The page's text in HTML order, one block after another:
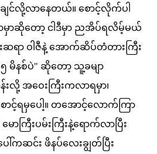
င်လို့လာနေတယ်။ စောင့်လိုက်ပါ
မှာဆိုတော့ ငါဒီမှာ ညအိပ်ရလိမ့်မယ်
ာ ဝါဇီနဲ့ အောက်ဆိပ်တံတားကြီး
မိနစ်ပဲ" ဆိုတော့ သူ့ခမျာ
လို့ အဝေးကြီးကလာရမှာ၊
င့်ရမှပေါ့။ တအောင့်လောက်ကြာ
ာကြီးပမ်းကြီးနဲ့ရောက်လာပြီး
ကဆင်း ဖိနပ်လေးချွတ်ပြီး